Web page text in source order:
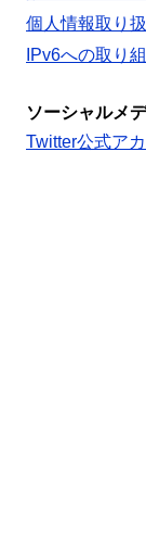
個人情報取り
IPv6への取り
ソーシャルメ
Twitter公式ア